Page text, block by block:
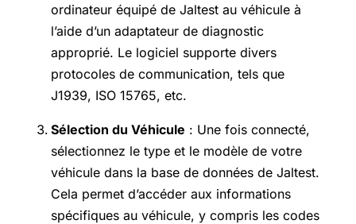
ordinateur équipé de Jaltest au véhicule à
l’aide d’un adaptateur de diagnostic
approprié. Le logiciel supporte divers
protocoles de communication, tels que
J1939, ISO 15765, etc.
Sélection du Véhicule : Une fois connecté,
sélectionnez le type et le modèle de votre
véhicule dans la base de données de Jaltest.
Cela permet d’accéder aux informations
spécifiques au véhicule, y compris les codes